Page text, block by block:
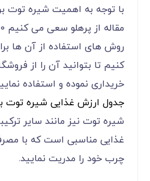
با توجه به اهمیت شیره توت
روش های استفاده از آن ها
کنیم تا بتوانید آن را از
خریداری نموده و استفاده
جدول ارزش غذایی شیره توت
شیره توت نیز مانند سایر
غذایی مناسبی است که با
چرب خود را مدریت نمایید.